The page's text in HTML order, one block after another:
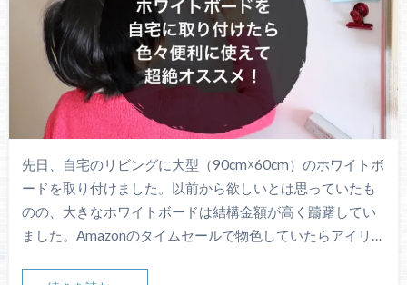
先日、自宅のリビングに大型（90cm☓60cm）のホワイトボ
ードを取り付けました。以前から欲しいとは思っていたも
のの、大きなホワイトボードは結構金額が高く躊躇してい
ました。Amazonのタイムセールで物色していたらアイリ…